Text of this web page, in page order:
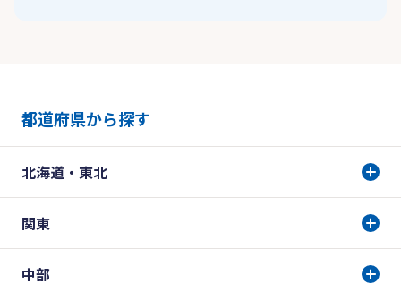
都道府県から探す
北海道・東北
関東
中部